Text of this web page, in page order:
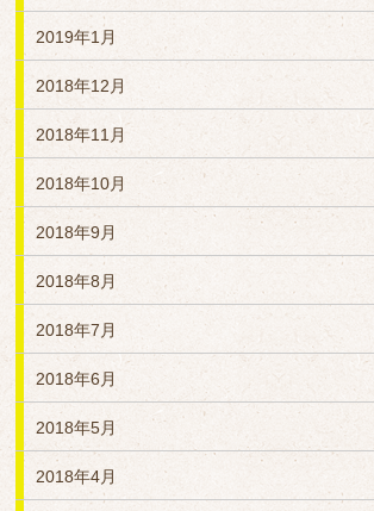
2019年1月
2018年12月
2018年11月
2018年10月
2018年9月
2018年8月
2018年7月
2018年6月
2018年5月
2018年4月